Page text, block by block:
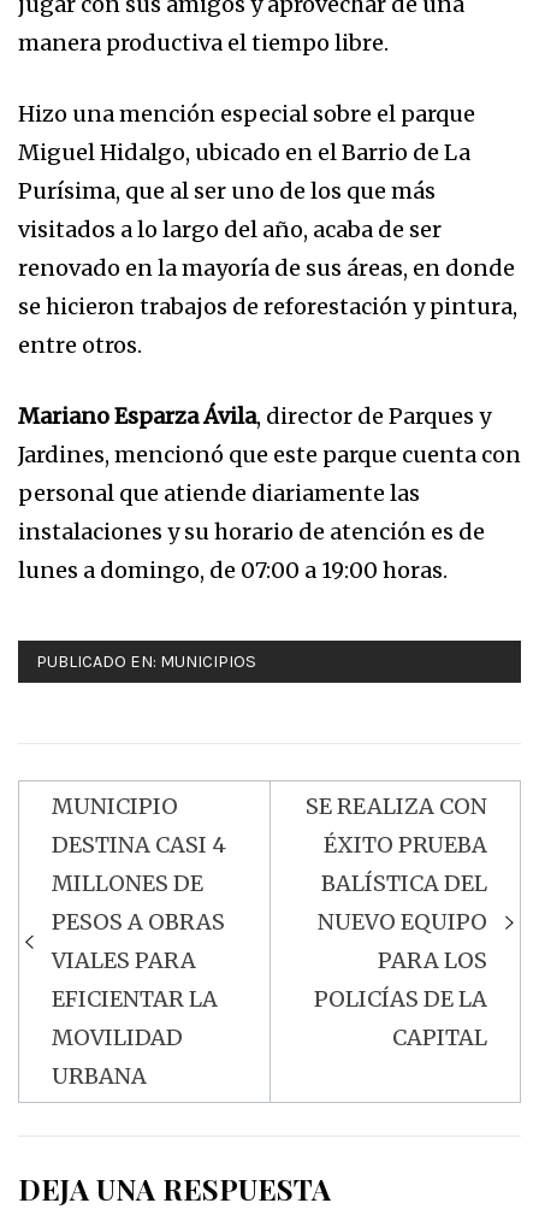
manera productiva el tiempo libre.
Hizo una mención especial sobre el parque
Miguel Hidalgo, ubicado en el Barrio de La
Purísima, que al ser uno de los que más
visitados a lo largo del año, acaba de ser
renovado en la mayoría de sus áreas, en donde
se hicieron trabajos de reforestación y pintura,
entre otros.
Mariano Esparza Ávila, director de Parques y
Jardines, mencionó que este parque cuenta con
personal que atiende diariamente las
instalaciones y su horario de atención es de
lunes a domingo, de 07:00 a 19:00 horas.
PUBLICADO EN: MUNICIPIOS
Navegación
de
entradas
MUNICIPIO
DESTINA CASI 4
MILLONES DE
PESOS A OBRAS
VIALES PARA
EFICIENTAR LA
MOVILIDAD
URBANA
SE REALIZA CON
ÉXITO PRUEBA
BALÍSTICA DEL
NUEVO EQUIPO
PARA LOS
POLICÍAS DE LA
CAPITAL
DEJA UNA RESPUESTA